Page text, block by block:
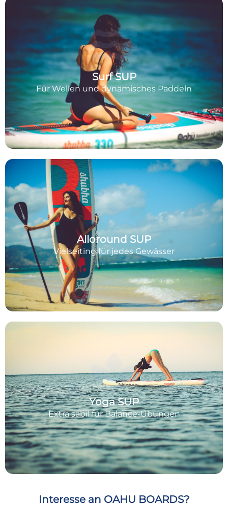
Surf SUP
Für Wellen und dynamisches Paddeln
Alloround SUP
Vielseiting für jedes Gewässer
Yoga SUP
Extra sabil für Balance-Übungen
Interesse an OAHU BOARDS?